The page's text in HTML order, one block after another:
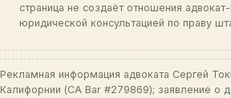
страница не создаёт отношения
юридической консультацией по праву
Рекламная информация адвоката Сергей
Калифорнии (CA Bar #279869); заявление о